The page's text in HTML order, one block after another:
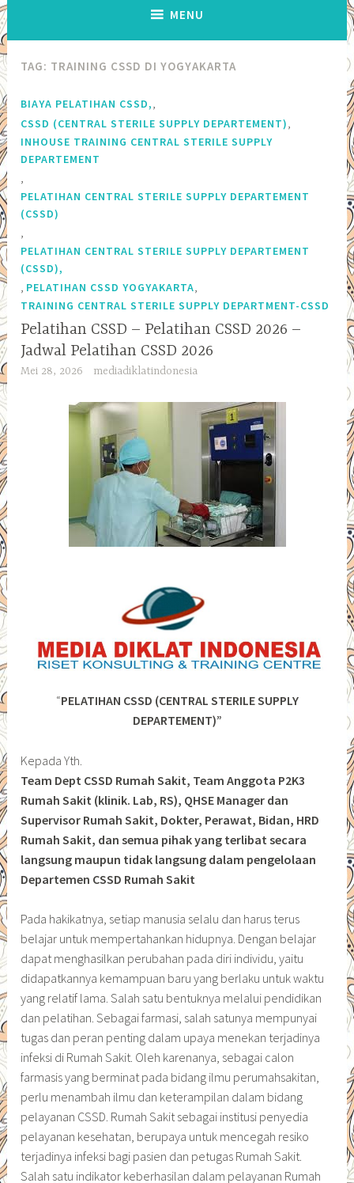
MENU
TAG: TRAINING CSSD DI YOGYAKARTA
BIAYA PELATIHAN CSSD,
CSSD (CENTRAL STERILE SUPPLY DEPARTEMENT)
INHOUSE TRAINING CENTRAL STERILE SUPPLY
DEPARTEMENT
PELATIHAN CENTRAL STERILE SUPPLY DEPARTEMENT
(CSSD)
PELATIHAN CENTRAL STERILE SUPPLY DEPARTEMENT
(CSSD),
PELATIHAN CSSD YOGYAKARTA
TRAINING CENTRAL STERILE SUPPLY DEPARTMENT-CSSD
Pelatihan CSSD – Pelatihan CSSD 2026 –
Jadwal Pelatihan CSSD 2026
Mei 28, 2026 mediadiklatindonesia
“PELATIHAN CSSD (CENTRAL STERILE SUPPLY
DEPARTEMENT)”
Kepada Yth.
Team Dept CSSD Rumah Sakit, Team Anggota P2K3
Rumah Sakit (klinik. Lab, RS), QHSE Manager dan
Supervisor Rumah Sakit, Dokter, Perawat, Bidan, HRD
Rumah Sakit, dan semua pihak yang terlibat secara
langsung maupun tidak langsung dalam pengelolaan
Departemen CSSD Rumah Sakit
Pada hakikatnya, setiap manusia selalu dan harus terus
belajar untuk mempertahankan hidupnya. Dengan belajar
dapat menghasilkan perubahan pada diri individu, yaitu
didapatkannya kemampuan baru yang berlaku untuk waktu
yang relatif lama. Salah satu bentuknya melalui pendidikan
dan pelatihan. Sebagai farmasi, salah satunya mempunyai
tugas dan peran penting dalam upaya menekan terjadinya
infeksi di Rumah Sakit. Oleh karenanya, sebagai calon
farmasis yang berminat pada bidang ilmu perumahsakitan,
perlu menambah ilmu dan keterampilan dalam bidang
pelayanan CSSD. Rumah Sakit sebagai institusi penyedia
pelayanan kesehatan, berupaya untuk mencegah resiko
terjadinya infeksi bagi pasien dan petugas Rumah Sakit.
Salah satu indikator keberhasilan dalam pelayanan Rumah